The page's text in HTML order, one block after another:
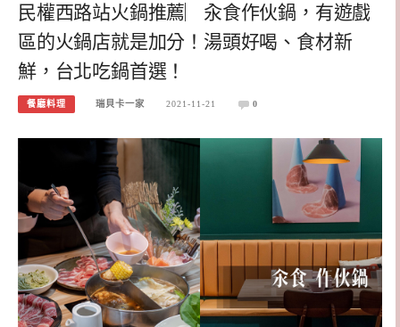
民權西路站火鍋推薦︳汆食作伙鍋，有遊戲
區的火鍋店就是加分！湯頭好喝、食材新
鮮，台北吃鍋首選！
餐廳料理 瑞貝卡一家 2021-11-21 0